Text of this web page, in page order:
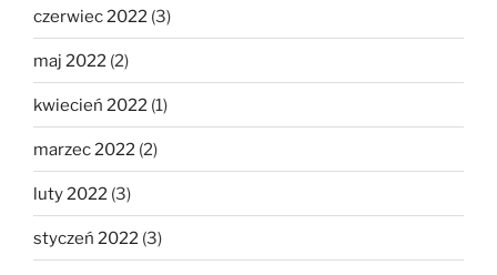
czerwiec 2022 (3)
maj 2022 (2)
kwiecień 2022 (1)
marzec 2022 (2)
luty 2022 (3)
styczeń 2022 (3)